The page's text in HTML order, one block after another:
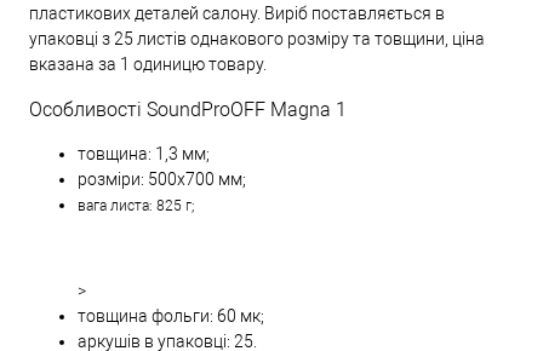
пластикових деталей салону. Виріб поставляється в
упаковці з 25 листів однакового розміру та товщини, ціна
вказана за 1 одиницю товару.
Особливості SoundProOFF Magna 1
товщина: 1,3 мм;
розміри: 500х700 мм;
вага листа: 825 г;
>
товщина фольги: 60 мк;
аркушів в упаковці: 25.